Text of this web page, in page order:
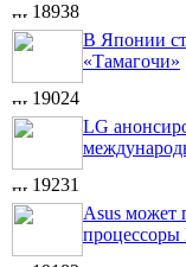
18938
В Японии
«Тамагочи»
19024
LG
19231
Asus может
процессоры